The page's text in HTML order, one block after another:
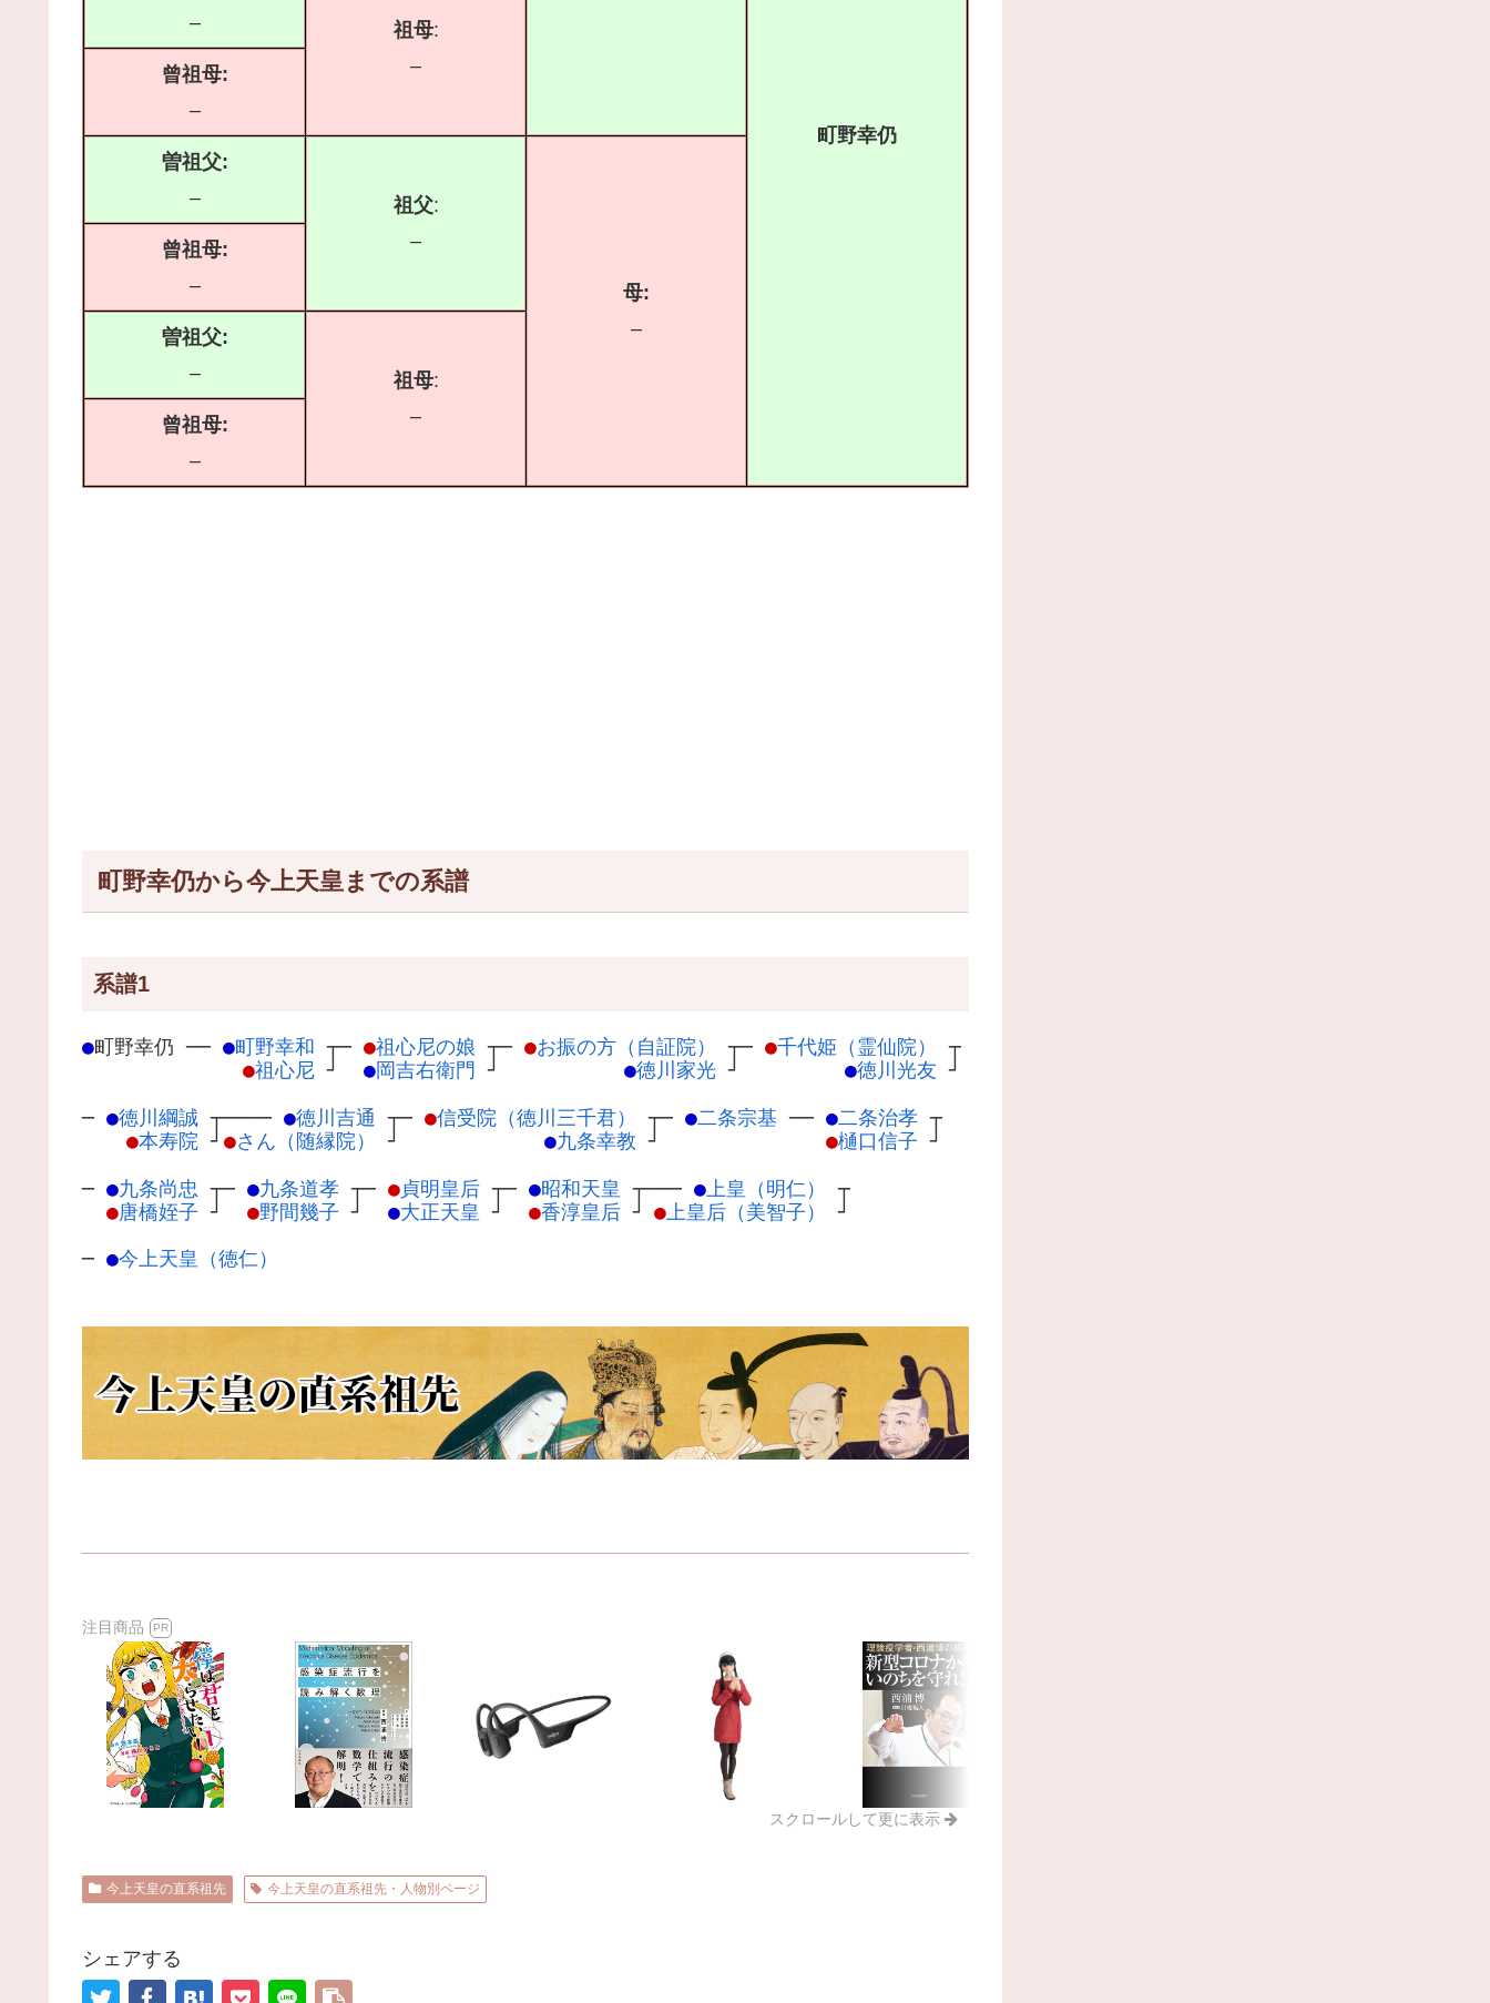
町野幸仍
–
祖母:
–
曾祖母:
–
曽祖父:
–
祖父:
–
母:
–
曾祖母:
–
曽祖父:
–
祖母:
–
曾祖母:
–
町野幸仍から今上天皇までの系譜
系譜1
●町野幸仍 ── ●町野幸和 ┬
●祖心尼 ┘
─ ●祖心尼の娘 ┬
●岡吉右衛門 ┘
─ ●お振の方（自証院）
┬
●徳川家光 ┘
─ ●千代姫（霊仙院）
┬
●徳川光友 ┘
─ ●徳川綱誠 ┬
●本寿院 ┘
──── ●徳川吉通 ┬
●さん（随縁院） ┘
─ ●信受院（徳川三千君）
┬
●九条幸教 ┘
─ ●二条宗基 ── ●二条治孝 ┬
●樋口信子 ┘
─ ●九条尚忠 ┬
●唐橋姪子 ┘
─ ●九条道孝 ┬
●野間幾子 ┘
─ ●貞明皇后 ┬
●大正天皇 ┘
─ ●昭和天皇 ┬
●香淳皇后 ┘
─── ● 上皇（明仁）
┬
● 上皇后（美智子） ┘
─ ●今上天皇（徳仁）
注目商品 PR
スクロールして更に表示
今上天皇の直系祖先 今上天皇の直系祖先・人物別ページ
シェアする